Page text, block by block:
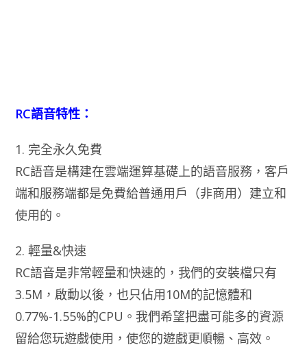
RC語音特性：
1. 完全永久免費
RC語音是構建在雲端運算基礎上的語音服務，客戶
端和服務端都是免費給普通用戶（非商用）建立和
使用的。
2. 輕量&快速
RC語音是非常輕量和快速的，我們的安裝檔只有
3.5M，啟動以後，也只佔用10M的記憶體和
0.77%-1.55%的CPU。我們希望把盡可能多的資源
留給您玩遊戲使用，使您的遊戲更順暢、高效。